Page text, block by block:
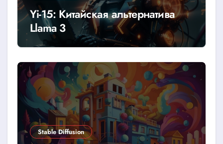
Yi-15: Китайская альтернатива
Llama 3
Stable Diffusion